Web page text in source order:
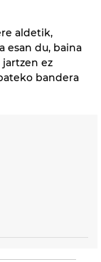
aldetik,
esan du, baina
ez
bandera